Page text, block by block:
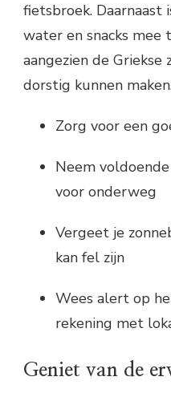
fietsbroek.
water en snacks mee
aangezien de
dorstig kunnen
Zorg voor een
Neem
voor onderweg
Vergeet je
kan fel zijn
Wees alert op
rekening met
Geniet van de